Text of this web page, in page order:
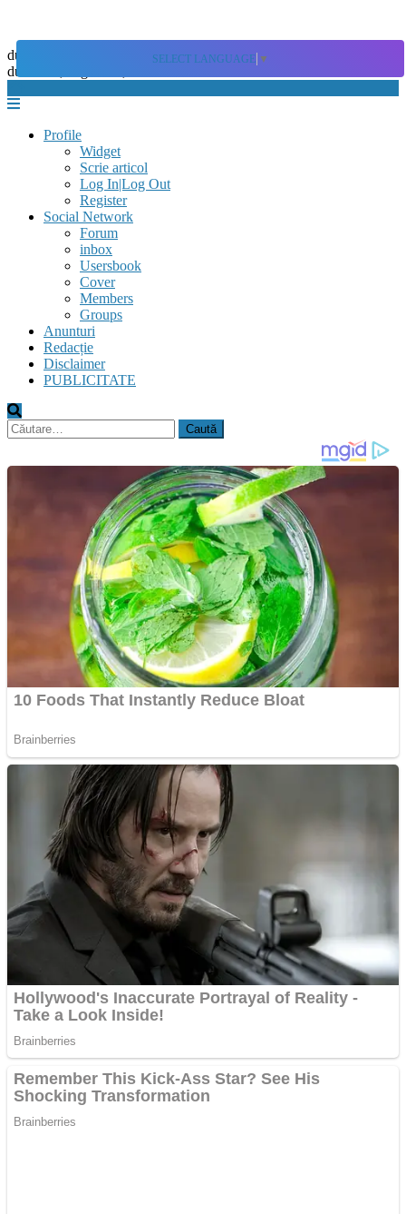
Skip
to
content
duminică, august 09, 2026
duminică, august 09, 2026
Profile
Widget
Scrie articol
Log In|Log Out
Register
Social Network
Forum
inbox
Usersbook
Cover
Members
Groups
Anunturi
Redacție
Disclaimer
PUBLICITATE
Caută
după:
SELECT LANGUAGE ▼